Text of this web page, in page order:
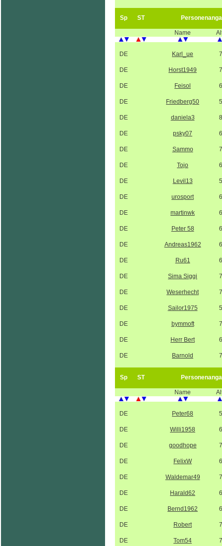
Sp ST
Name
DE Karl_ue
DE Horst1949
DE Feisol
DE Friedberg50
DE daniela3
DE psky07
DE Sammo
DE Tojo
DE Levil13
DE urosport
DE martinwk
DE Peter 58
DE Andreas1962
DE Ru61
DE Sima Siggi
DE Weserhecht
DE Sailor1975
DE bymmoft
DE Herr Bert
DE Barnold
Sp ST
Name
DE Peter68
DE Willi1958
DE goodhope
DE FelixW
DE Waldemar49
DE Harald62
DE Bernd1962
DE Robert
DE Tom54